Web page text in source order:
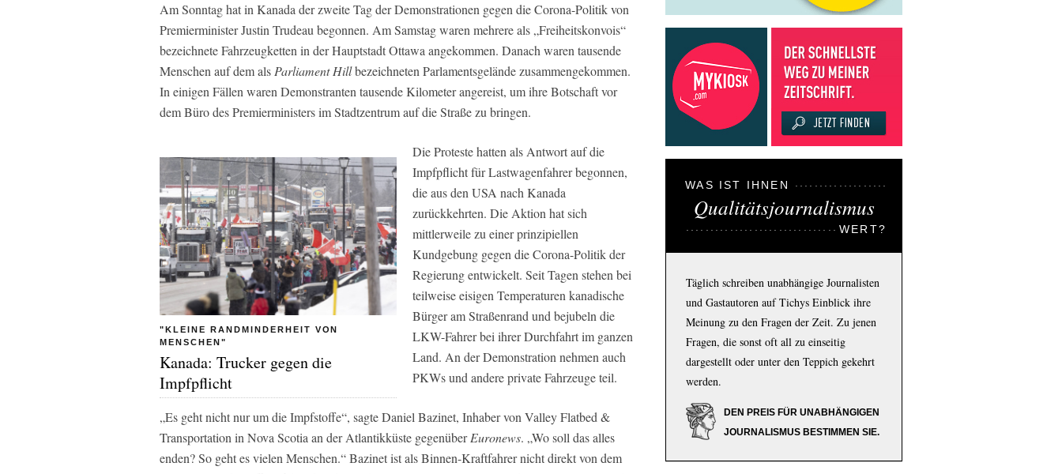
Am Sonntag hat in Kanada der zweite Tag der Demonstrationen gegen die Corona-Politik von
Premierminister Justin Trudeau begonnen. Am Samstag waren mehrere als „Freiheitskonvois“
bezeichnete Fahrzeugketten in der Hauptstadt Ottawa angekommen. Danach waren tausende
Menschen auf dem als Parliament Hillbezeichneten Parlamentsgelände zusammengekommen.
In einigen Fällen waren Demonstranten tausende Kilometer angereist, um ihre Botschaft vor
dem Büro des Premierministers im Stadtzentrum auf die Straße zu bringen.
"KLEINE RANDMINDERHEIT VON
MENSCHEN"
Kanada: Trucker gegen die
Impfpflicht
Die Proteste hatten als Antwort auf die
Impfpflicht für Lastwagenfahrer begonnen,
die aus den USA nach Kanada
zurückkehrten. Die Aktion hat sich
mittlerweile zu einer prinzipiellen
Kundgebung gegen die Corona-Politik der
Regierung entwickelt. Seit Tagen stehen bei
teilweise eisigen Temperaturen kanadische
Bürger am Straßenrand und bejubeln die
LKW-Fahrer bei ihrer Durchfahrt im ganzen
Land. An der Demonstration nehmen auch
PKWs und andere private Fahrzeuge teil.
„Es geht nicht nur um die Impfstoffe“, sagte Daniel Bazinet, Inhaber von Valley Flatbed &
Transportation in Nova Scotia an der Atlantikküste gegenüberEuronews. „Wo soll das alles
enden? So geht es vielen Menschen.“ Bazinet ist als Binnen-Kraftfahrer nicht direkt von dem
WAS IST IHNEN
Qualitätsjournalismus
WERT?
Täglich schreiben unabhängige Journalisten
und Gastautoren auf Tichys Einblick ihre
Meinung zu den Fragen der Zeit. Zu jenen
Fragen, die sonst oft all zu einseitig
dargestellt oder unter den Teppich gekehrt
werden.
DEN PREIS FÜR UNABHÄNGIGEN
JOURNALISMUS BESTIMMEN SIE.